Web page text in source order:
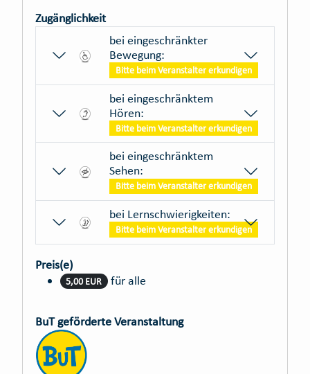
Zugänglichkeit
bei eingeschränkter
Bewegung:
Bitte beim Veranstalter erkundigen
bei eingeschränktem
Hören:
Bitte beim Veranstalter erkundigen
bei eingeschränktem
Sehen:
Bitte beim Veranstalter erkundigen
bei Lernschwierigkeiten:
Bitte beim Veranstalter erkundigen
Preis(e)
5,00 EUR für alle
BuT geförderte Veranstaltung